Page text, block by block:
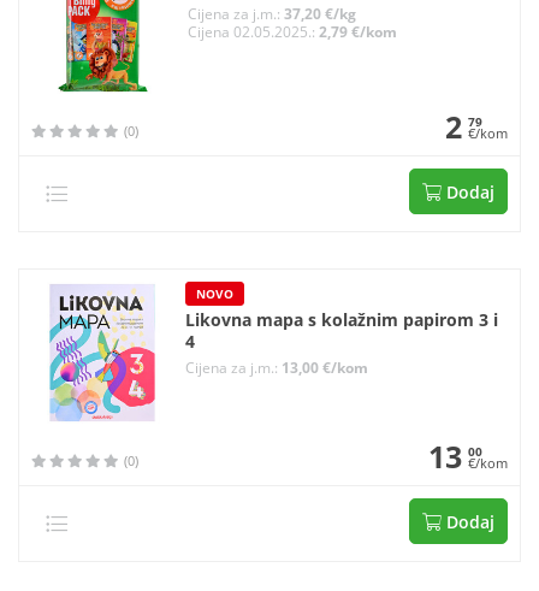
Cijena za j.m.: 37,20 €/kg
Cijena 02.05.2025.: 2,79 €/kom
(0) 2 79
€/kom
Dodaj
NOVO
Likovna mapa s kolažnim papirom 3 i
4
Cijena za j.m.: 13,00 €/kom
(0) 13 00
€/kom
Dodaj